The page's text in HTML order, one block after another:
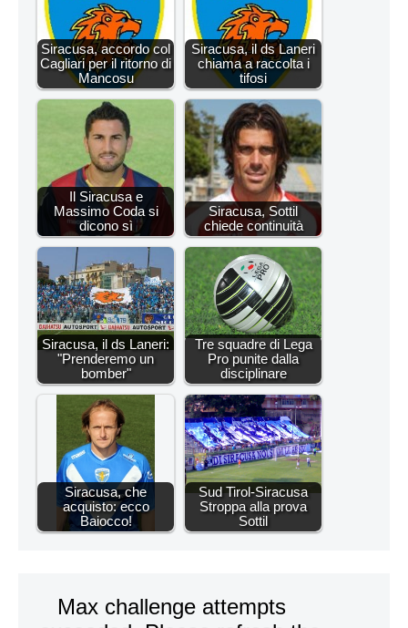
Siracusa, accordo col
Cagliari per il ritorno di
Mancosu
Siracusa, il ds Laneri
chiama a raccolta i
tifosi
Il Siracusa e
Massimo Coda si
dicono sì
Siracusa, Sottil
chiede continuità
Siracusa, il ds Laneri:
"Prenderemo un
bomber"
Tre squadre di Lega
Pro punite dalla
disciplinare
Siracusa, che
acquisto: ecco
Baiocco!
Sud Tirol-Siracusa
Stroppa alla prova
Sottil